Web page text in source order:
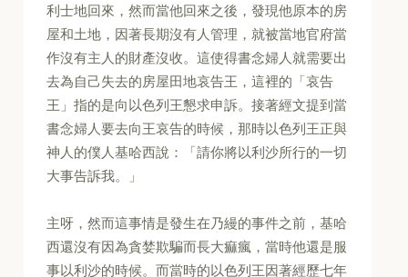
利士地回來，然而當他回來之後，發現他原本的房
屋和土地，因著長期沒有人管理，就被當地官府當
作沒有主人的財產沒收。這使得書念婦人就需要出
去為自己失去的房屋田地哀告王，這裡的「哀告
王」指的是向以色列王懇求申訴。接著經文提到當
書念婦人要去向王哀告的時候，那時以色列王正與
神人的僕人基哈西說：「請你將以利沙所行的一切
大事告訴我。」
主呀，然而這事情是發生在乃縵的事件之前，基哈
西還沒有因為貪婪欺騙而長大痲瘋，當時他還是服
事以利沙的時候。而當時的以色列王因著經歷七年